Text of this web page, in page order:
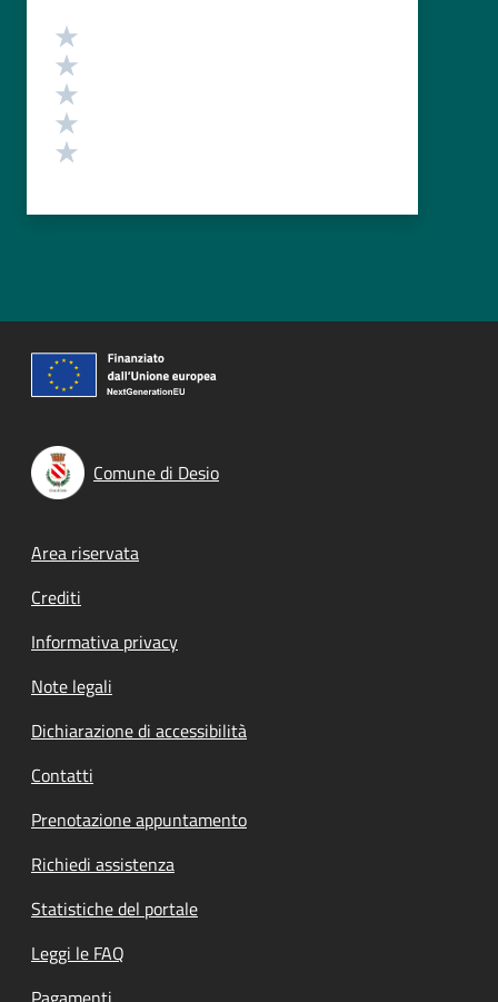
Valutazione
Comune di Desio
Footer menu
Area riservata
Crediti
Informativa privacy
Note legali
Dichiarazione di accessibilità
Contatti
Prenotazione appuntamento
Richiedi assistenza
Statistiche del portale
Leggi le FAQ